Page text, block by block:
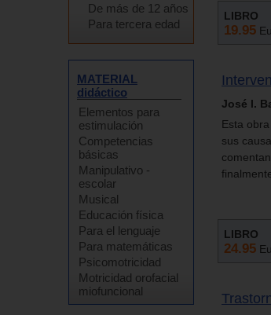
De más de 12 años
Para tercera edad
MATERIAL
didáctico
Elementos para
estimulación
Competencias
básicas
Manipulativo -
escolar
Musical
Educación física
Para el lenguaje
Para matemáticas
Psicomotricidad
Motricidad orofacial
miofuncional
LIBRO
19.95
José I.
Esta
sus
LIBRO
24.95